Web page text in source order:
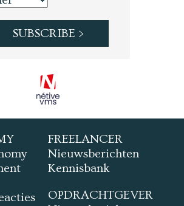
FREELANCER
Nieuwsberichten
Kennisbank
OPDRACHTGEVER